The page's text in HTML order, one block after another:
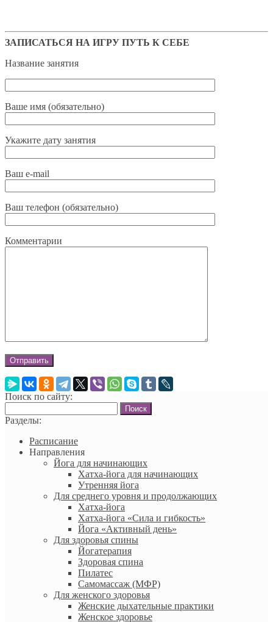
ЗАПИСАТЬСЯ НА ИГРУ ПУТЬ К СЕБЕ
Название занятия
Ваше имя (обязательно)
Укажите дату занятия
Ваш e-mail
Ваш телефон (обязательно)
Комментарии
Поиск по сайту:
Разделы:
Расписание
Направления
Йога для начинающих
Хатха-йога для начинающих
Утренняя йога
Для среднего уровня и продолжающих
Хатха-йога
Хатха-йога «Сила и гибкость»
Йога «Активный день»
Для здоровья спины
Йогатерапия
Здоровая спина
Пилатес
Самомассаж (МФР)
Для женского здоровья
Женские дыхательные практики
Женское здоровье